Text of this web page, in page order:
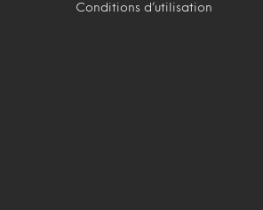
Conditions d’utilisation